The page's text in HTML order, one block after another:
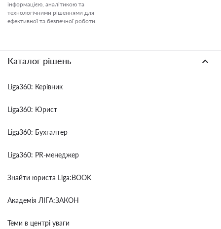
інформацією, аналітикою та
технологічними рішеннями для
ефективної та безпечної роботи.
Каталог рішень
Liga360: Керівник
Liga360: Юрист
Liga360: Бухгалтер
Liga360: PR-менеджер
Знайти юриста Liga:BOOK
Академія ЛІГА:ЗАКОН
Теми в центрі уваги